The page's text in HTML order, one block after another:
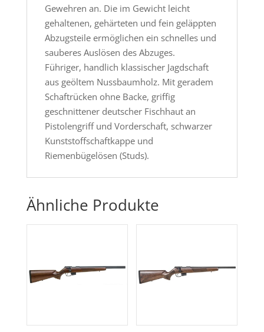
Gewehren an. Die im Gewicht leicht
gehaltenen, gehärteten und fein geläppten
Abzugsteile ermöglichen ein schnelles und
sauberes Auslösen des Abzuges.
Führiger, handlich klassischer Jagdschaft
aus geöltem Nussbaumholz. Mit geradem
Schaftrücken ohne Backe, griffig
geschnittener deutscher Fischhaut an
Pistolengriff und Vorderschaft, schwarzer
Kunststoffschaftkappe und
Riemenbügelösen (Studs).
Ähnliche Produkte